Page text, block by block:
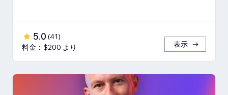
5.0 (41)
料金：$200 より
表示